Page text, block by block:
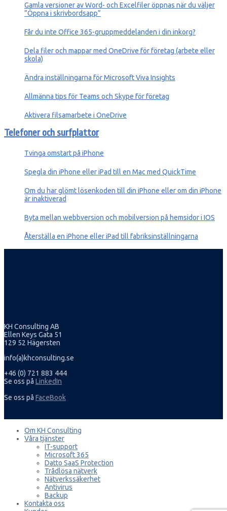
Gamla versioner av Word- och Excelfiler öppnas när du väljer
”Öppna i skrivbordsapp”
Får du inte Office 365-gruppmeddelanden i din inkorg?
Dela filer och mappar med OneDrive för företag (arbete eller
skola)
Ändra inställningarna för Microsoft Viva Insights
Allmänna tips för Teams och Skype för företag
Aktivera filsamarbete i OneDrive
Telefoner och surfplattor
Tvinga omstart på iPhone
Spegla din iPhone eller iPad till en Mac med QuickTime
Om du har glömt lösenkoden till din iPhone eller om din iPhone
är inaktiverad
Byta mellan webbversion och mobilversion på hemsidor i IOS
Återställa en iPhone eller iPad till fabriksinställningarna
KH Consulting AB
Ellen Keys Gata 51
129 52 Hägersten
info(a)khconsulting.se
+46 (0) 721 883 444
Se oss på LinkedIn
Se oss på FaceBook
Om KH Consulting
Våra tjänster
IT-support
Microsoft 365
Datto SaaS Protection
Trådlösa nätverk
Nätverkssäkerhet
Antivirus
Backup
Kontakta oss